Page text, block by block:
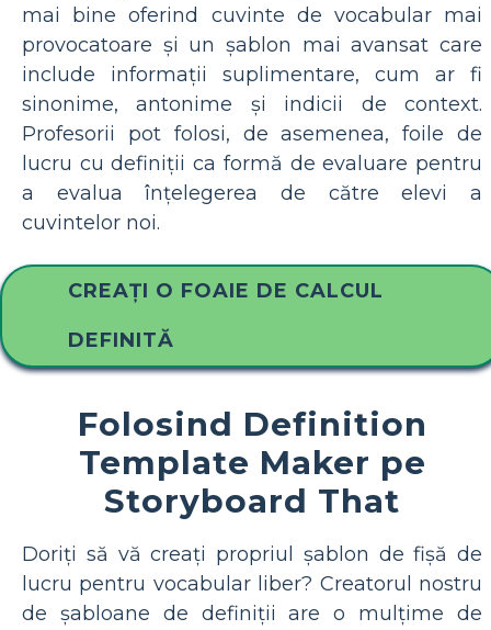
mai bine oferind cuvinte de vocabular mai
provocatoare și un șablon mai avansat care
include informații suplimentare, cum ar fi
sinonime, antonime și indicii de context.
Profesorii pot folosi, de asemenea, foile de
lucru cu definiții ca formă de evaluare pentru
a evalua înțelegerea de către elevi a
cuvintelor noi.
CREAȚI O FOAIE DE CALCUL
DEFINITĂ
Folosind Definition
Template Maker pe
Storyboard That
Doriți să vă creați propriul șablon de fișă de
lucru pentru vocabular liber? Creatorul nostru
de șabloane de definiții are o mulțime de